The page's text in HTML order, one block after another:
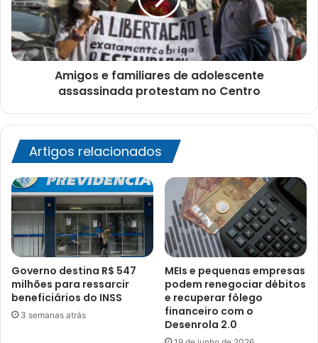
assassinada
protestam
no
Centro
Amigos e familiares de adolescente
assassinada protestam no Centro
Artigos relacionados
Governo destina R$ 547
milhões para ressarcir
beneficiários do INSS
3 semanas atrás
MEIs e pequenas empresas
podem renegociar débitos
e recuperar fôlego
financeiro com o
Desenrola 2.0